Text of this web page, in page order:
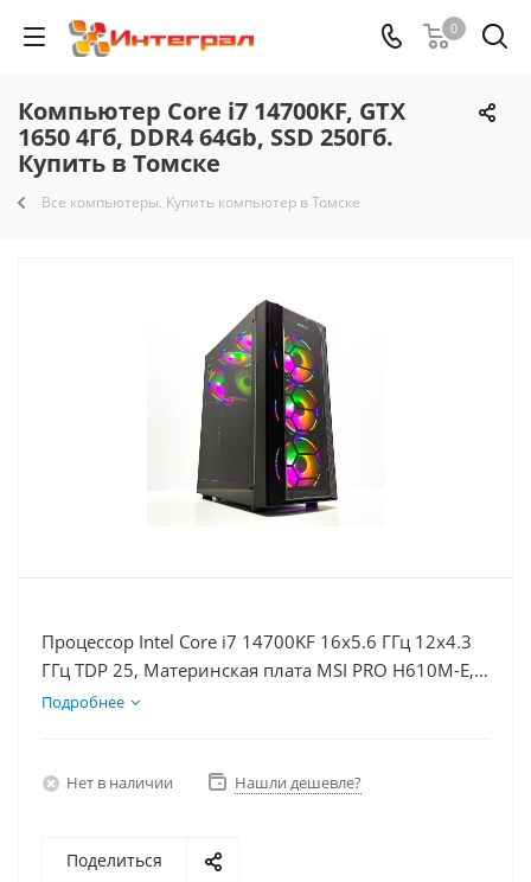
0
Компьютер Core i7 14700KF, GTX
1650 4Гб, DDR4 64Gb, SSD 250Гб.
Купить в Томске
Все компьютеры. Купить компьютер в Томске
Процессор Intel Core i7 14700KF 16x5.6 ГГц 12x4.3
ГГц TDP 25, Материнская плата MSI PRO H610M-E,
Видеокарта GTX 1650 4Гб, Память DDR4 64Gb,
Подробнее
Нет в наличии Нашли дешевле?
Поделиться